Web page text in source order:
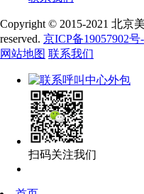
Copyright © 2015-2021 北京
reserved. 京ICP备19057902号-
网站地图 联系我们
扫码关注我们